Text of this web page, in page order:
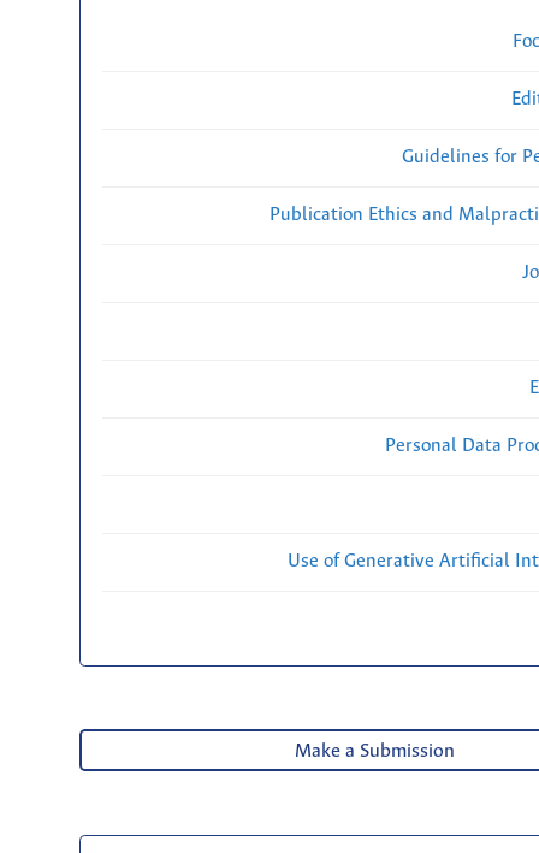
Guidelines for
Publication Ethics and
Personal Data
Use of Generative Artificial
Make a Submission